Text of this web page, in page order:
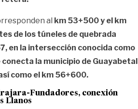
al km 53+500 y el km
de los túneles de quebrada
en la intersección conocida como
conecta la municipio de Guayabetal
como el km 56+600.
Fundadores, conexión
Llanos